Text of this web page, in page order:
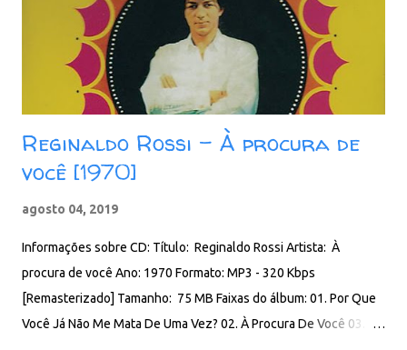
Reginaldo Rossi - À procura de
você [1970]
agosto 04, 2019
Informações sobre CD: Título: Reginaldo Rossi Artista: À
procura de você Ano: 1970 Formato: MP3 - 320 Kbps
[Remasterizado] Tamanho: 75 MB Faixas do álbum: 01. Por Que
Você Já Não Me Mata De Uma Vez? 02. À Procura De Você 03.